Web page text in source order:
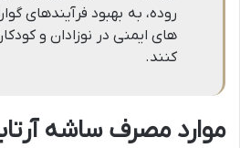
روده، به بهبود فرآیندهای
های ایمنی در نوزادان و
کنند.
موارد مصرف ساشه